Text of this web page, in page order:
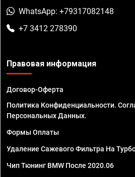
WhatsApp: +79317082148
+7 3412 278390
Правовая информация
Договор-Оферта
Политика Конфиденциальности.
Персональных Данных.
Формы Оплаты
Удаление Сажевого Фильтра На
Чип Тюнинг BMW После 2020.06